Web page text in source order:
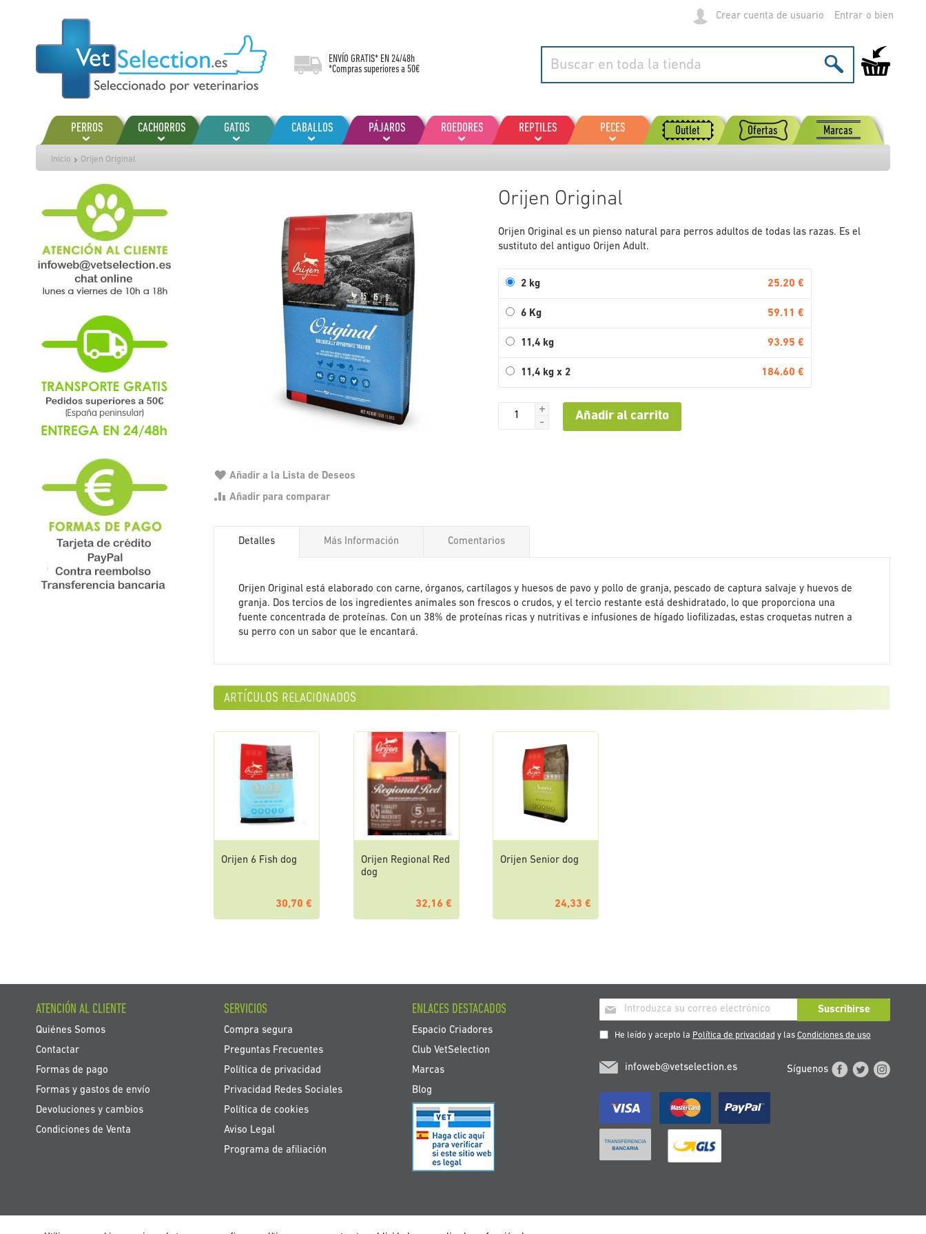
contenido
Crear cuenta de usuario Entrar
ENVÍO GRATIS* EN 24/48h
*Compras superiores a 50€
Mi carrito de
PERROS CACHORROS GATOS CABALLOS PÁJAROS ROEDORES REPTILES PECES Outlet Ofertas Marcas
Inicio Orijen Original
Orijen Original
Orijen Original es un pienso natural para perros adultos de todas las razas. Es el
sustituto del antiguo Orijen Adult.
2 kg 25.20 €
6 Kg 59.11 €
11,4 kg 93.95 €
11,4 kg x 2 184.60 €
+
-
Añadir al carrito
Añadir a la Lista de Deseos
Añadir para comparar
la
imágenes
Detalles
Orijen Original está elaborado con carne, órganos, cartílagos y huesos de pavo y pollo de granja, pescado de captura salvaje y huevos de
granja. Dos tercios de los ingredientes animales son frescos o crudos, y el tercio restante está deshidratado, lo que proporciona una
fuente concentrada de proteínas. Con un 38% de proteínas ricas y nutritivas e infusiones de hígado liofilizadas, estas croquetas nutren a
su perro con un sabor que le encantará.
Más Información Comentarios
artículos relacionados
Orijen 6 Fish dog
30,70 €
Orijen Regional Red
dog
32,16 €
Orijen Senior dog
24,33 €
Inscríbase
a
nuestro
de
Suscribirse
He leído y acepto la Política de privacidad y las Condiciones de uso
ATENCIÓN AL CLIENTE
Quiénes Somos
Contactar
Formas de pago
Formas y gastos de envío
Devoluciones y cambios
Condiciones de Venta
SERVICIOS
Compra segura
Preguntas Frecuentes
Política de privacidad
Privacidad Redes Sociales
Política de cookies
Aviso Legal
Programa de afiliación
ENLACES DESTACADOS
Espacio Criadores
Club VetSelection
Marcas
Blog
infoweb@vetselection.es Síguenos